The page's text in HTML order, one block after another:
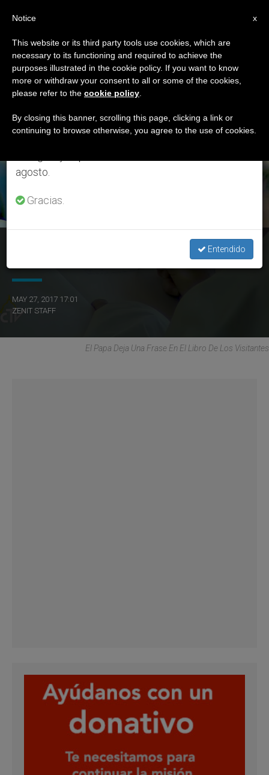
ETIQUETA
Posts Tagged ‘viaje
Genova’
ÚLTIMAS NOTICIAS
16:00 – Génova, el Papa en el hospital pediátrico Gaslini:
"¿Por qué sufren los niños? y solo miro al crucifijo"
MAY 27, 2017 17:01
ZENIT STAFF
El Papa Deja Una Frase En El Libro De Los Visitantes
×
Aviso importante
Del 27 de julio al 7 de agosto haremos la pausa
anual, aprovechando que en el periodo de verano
se generan menos informaciones y también el
agosto.
Gracias.
Entendido
x
Notice
This website or its third party tools use cookies, which are
necessary to its functioning and required to achieve the
purposes illustrated in the cookie policy. If you want to know
more or withdraw your consent to all or some of the cookies,
please refer to the cookie policy
By closing this banner, scrolling this page, clicking a link or
continuing to browse otherwise, you agree to the use of cookies.